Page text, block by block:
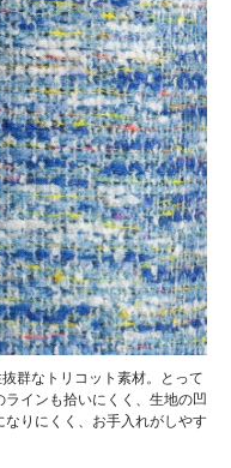
群なトリコット素材。とって
インも拾いにくく、生地の凹
りにくく、お手入れがしやす